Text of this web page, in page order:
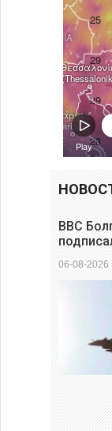
ВВС
06-08-2026